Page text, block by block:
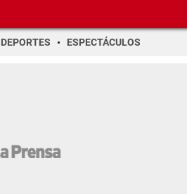
DEPORTES ESPECTÁCULOS